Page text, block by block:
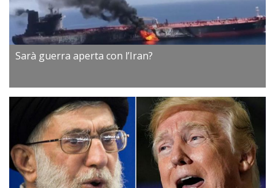
Sarà guerra aperta con l’Iran?